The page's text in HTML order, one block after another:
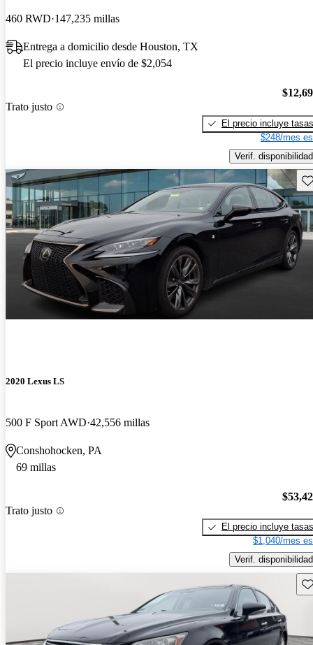
460 RWD 147,235 millas
Entrega a domicilio desde Houston, TX
El precio incluye envío de $2,054
Trato justo
El precio incluye tasas
$248/mes
Verif. disponibilidad
2020 Lexus LS
500 F Sport AWD 42,556 millas
Conshohocken, PA
69 millas
Trato justo
El precio incluye tasas
$1,040/mes
Verif. disponibilidad